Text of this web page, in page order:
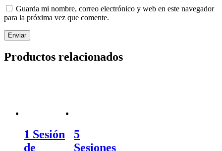
Guarda mi nombre, correo electrónico y web en este navegador
para la próxima vez que comente.
Productos relacionados
1 Sesión
de
5
Sesiones